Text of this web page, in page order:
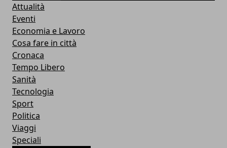
Attualità
Eventi
Economia e Lavoro
Cosa fare in città
Cronaca
Tempo Libero
Sanità
Tecnologia
Sport
Politica
Viaggi
Speciali